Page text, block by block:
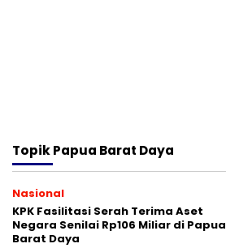
TopikPapua Barat Daya
Nasional
KPK Fasilitasi Serah Terima Aset
Negara Senilai Rp106 Miliar di Papua
Barat Daya